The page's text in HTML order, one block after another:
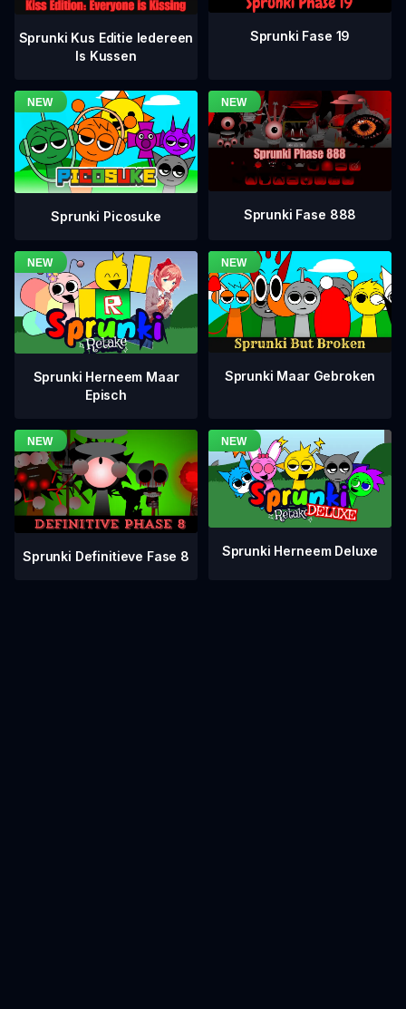
Sprunki Kus Editie Iedereen
Is Kussen
Sprunki Fase 19
Sprunki Picosuke Sprunki Fase 888
Sprunki Herneem Maar
Episch
Sprunki Maar Gebroken
Sprunki Definitieve Fase 8 Sprunki Herneem Deluxe